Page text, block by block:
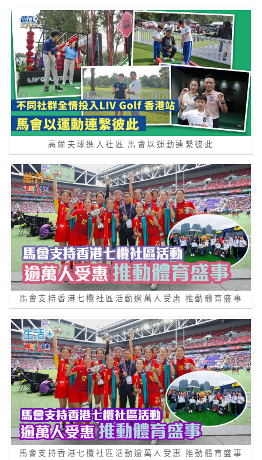
高爾夫球進入社區 馬會以運動連繫彼此
馬會支持香港七欖社區活動逾萬人受惠 推動體育盛事
馬會支持香港七欖社區活動逾萬人受惠 推動體育盛事